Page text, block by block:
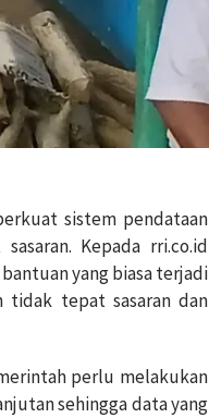
sistem pendataan
Kepada rri.co.id
yang biasa terjadi
tidak tepat sasaran dan
perlu melakukan
sehingga data yang